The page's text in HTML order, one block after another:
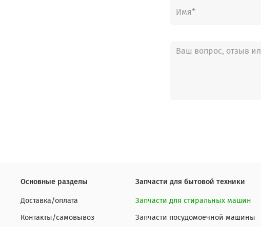
Основные разделы
Доставка/оплата
Контакты/самовывоз
Запчасти для бытовой техники
Запчасти для стиральных машин
Запчасти посудомоечной машины